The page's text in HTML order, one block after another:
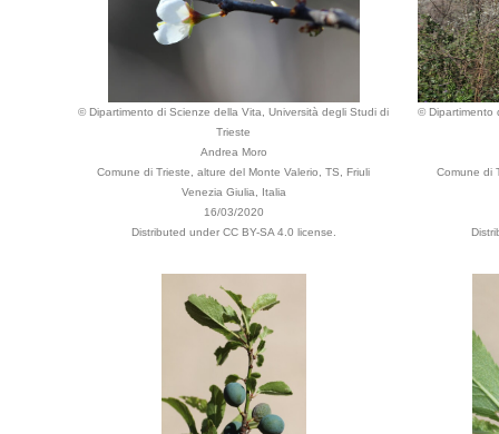
© Dipartimento di Scienze della Vita, Università degli Studi di
Trieste
Andrea Moro
Comune di Trieste, alture del Monte Valerio, TS, Friuli
Venezia Giulia, Italia
16/03/2020
Distributed under CC BY-SA 4.0 license.
© Dipartimento
Comune di